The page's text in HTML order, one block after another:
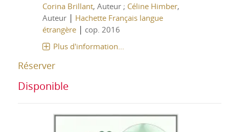
Corina Brillant, Auteur ; Céline Himber,
Auteur | Hachette Français langue
étrangère| cop. 2016
Plus d'information...
Réserver
Disponible